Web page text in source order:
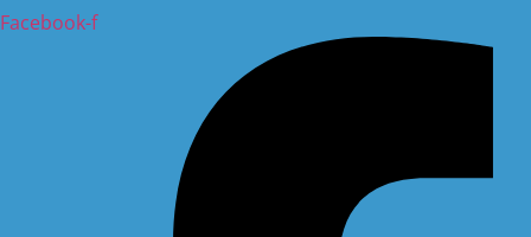
Facebook-f